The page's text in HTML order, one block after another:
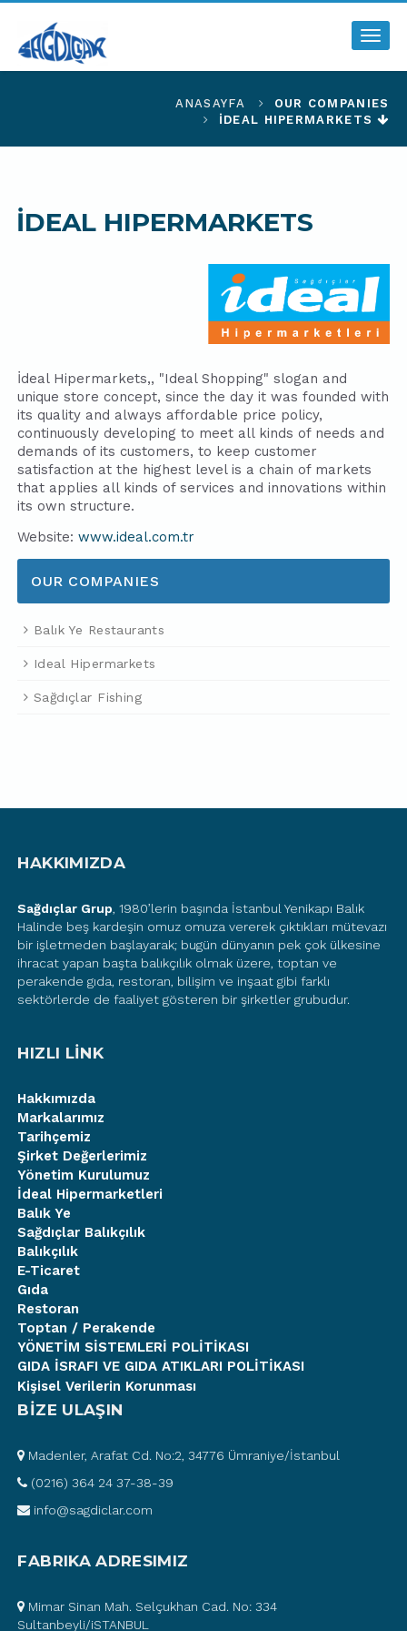
ANASAYFA
OUR COMPANIES
İDEAL HIPERMARKETS
İDEAL HIPERMARKETS
İdeal Hipermarkets,, "Ideal Shopping" slogan and
unique store concept, since the day it was founded with
its quality and always affordable price policy,
continuously developing to meet all kinds of needs and
demands of its customers, to keep customer
satisfaction at the highest level is a chain of markets
that applies all kinds of services and innovations within
its own structure.
Website:www.ideal.com.tr
OUR COMPANIES
Balık Ye Restaurants
Ideal Hipermarkets
Sağdıçlar Fishing
HAKKIMIZDA
Sağdıçlar Grup, 1980’lerin başında İstanbul Yenikapı Balık
Halinde beş kardeşin omuz omuza vererek çıktıkları mütevazı
bir işletmeden başlayarak; bugün dünyanın pek çok ülkesine
ihracat yapan başta balıkçılık olmak üzere, toptan ve
perakende gıda, restoran, bilişim ve inşaat gibi farklı
sektörlerde de faaliyet gösteren bir şirketler grubudur.
HIZLI LİNK
Hakkımızda
Markalarımız
Tarihçemiz
Şirket Değerlerimiz
Yönetim Kurulumuz
İdeal Hipermarketleri
Balık Ye
Sağdıçlar Balıkçılık
Balıkçılık
E-Ticaret
Gıda
Restoran
Toptan / Perakende
YÖNETİM SİSTEMLERİ POLİTİKASI
GIDA İSRAFI VE GIDA ATIKLARI POLİTİKASI
Kişisel Verilerin Korunması
BİZE ULAŞIN
Madenler, Arafat Cd. No:2, 34776 Ümraniye/İstanbul
(0216) 364 24 37-38-39
info@sagdiclar.com
FABRIKA ADRESIMIZ
Mimar Sinan Mah. Selçukhan Cad. No: 334
Sultanbeyli/iSTANBUL